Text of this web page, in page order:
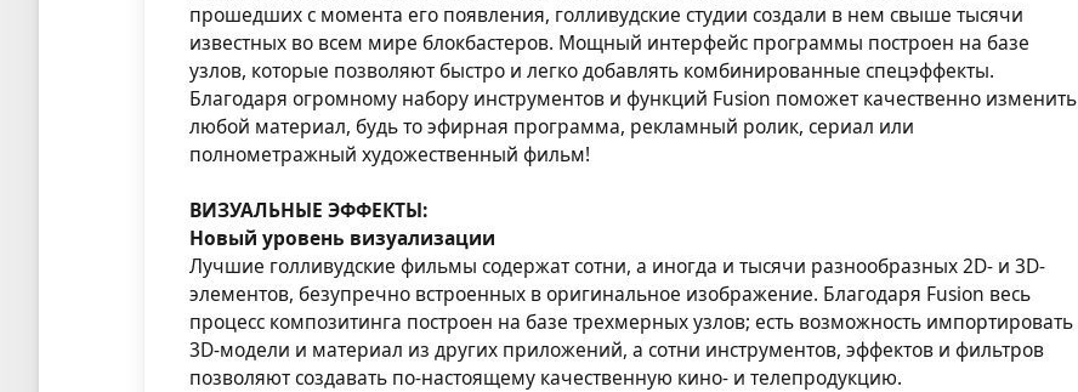
прошедших с момента его появления, голливудские студии создали в нем свыше тысячи
известных во всем мире блокбастеров. Мощный интерфейс программы построен на базе
узлов, которые позволяют быстро и легко добавлять комбинированные спецэффекты.
Благодаря огромному набору инструментов и функций Fusion поможет качественно изменить
любой материал, будь то эфирная программа, рекламный ролик, сериал или
полнометражный художественный фильм!
ВИЗУАЛЬНЫЕ ЭФФЕКТЫ:
Новый уровень визуализации
Лучшие голливудские фильмы содержат сотни, а иногда и тысячи разнообразных 2D- и 3D-
элементов, безупречно встроенных в оригинальное изображение. Благодаря Fusion весь
процесс композитинга построен на базе трехмерных узлов; есть возможность импортировать
3D-модели и материал из других приложений, а сотни инструментов, эффектов и фильтров
позволяют создавать по-настоящему качественную кино- и телепродукцию.